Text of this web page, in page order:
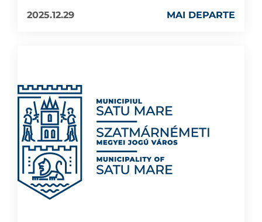
2025.12.29
MAI DEPARTE